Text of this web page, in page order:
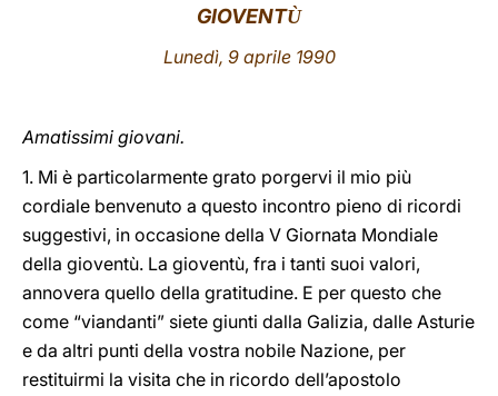
GIOVENTÙ
Lunedì, 9 aprile 1990
Amatissimi giovani.
1. Mi è particolarmente grato porgervi il mio più
cordiale benvenuto a questo incontro pieno di ricordi
suggestivi, in occasione della V Giornata Mondiale
della gioventù. La gioventù, fra i tanti suoi valori,
annovera quello della gratitudine. E per questo che
come “viandanti” siete giunti dalla Galizia, dalle Asturie
e da altri punti della vostra nobile Nazione, per
restituirmi la visita che in ricordo dell’apostolo